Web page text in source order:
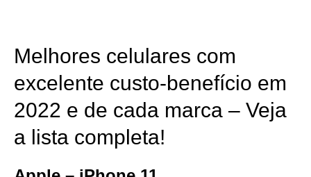
Melhores celulares com
excelente custo-benefício em
2022 e de cada marca – Veja
a lista completa!